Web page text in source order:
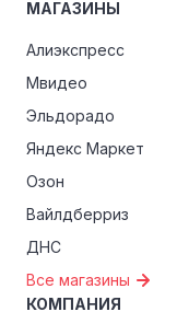
МАГАЗИНЫ
Алиэкспресс
Мвидео
Эльдорадо
Яндекс Маркет
Озон
Вайлдберриз
ДНС
Все магазины
КОМПАНИЯ